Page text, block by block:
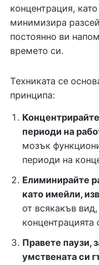
концентрация,
минимизира
постоянно ви
времето си.
Техниката се
принципа:
периоди на
мозък
периоди на
Елиминирайте
като имейли,
от всякакъв
концентрацията
Правете паузи,
умствената си